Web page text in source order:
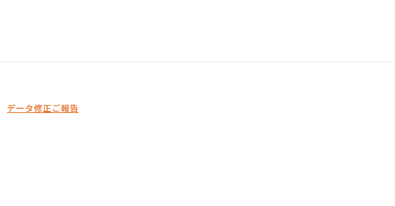
データ修正ご報告